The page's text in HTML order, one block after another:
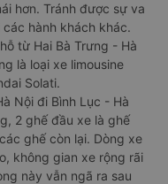
hơn. Tránh được sự va
hành khách khác.
từ Hai Bà Trưng - Hà
là loại xe limousine
Solati.
Nội đi Bình Lục - Hà
2 ghế đầu xe là ghế
ghế còn lại. Dòng xe
không gian xe rộng rãi
này vẫn ngã ra sau